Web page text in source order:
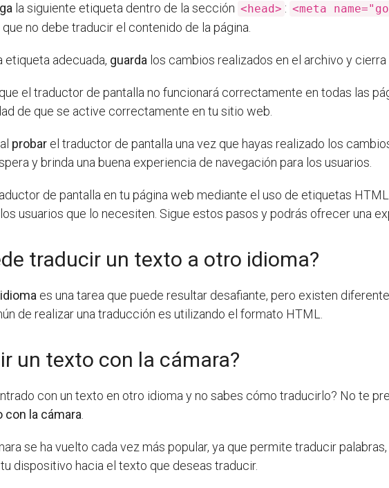
la siguiente etiqueta dentro de la sección <head> : <meta
no debe traducir el contenido de la página.
etiqueta adecuada, guarda los cambios realizados en el archivo y
el traductor de pantalla no funcionará correctamente en todas las
de que se active correctamente en tu sitio web.
probar el traductor de pantalla una vez que hayas realizado los
y brinda una buena experiencia de navegación para los usuarios.
de pantalla en tu página web mediante el uso de etiquetas
usuarios que lo necesiten. Sigue estos pasos y podrás ofrecer una
traducir un texto a otro idioma?
es una tarea que puede resultar desafiante, pero existen
de realizar una traducción es utilizando el formato HTML.
un texto con la cámara?
con un texto en otro idioma y no sabes cómo traducirlo? No te
con la cámara.
se ha vuelto cada vez más popular, ya que permite traducir
dispositivo hacia el texto que deseas traducir.